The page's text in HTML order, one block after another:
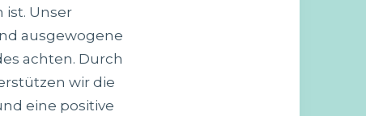
ist. Unser
ausgewogene
achten. Durch
wir die
eine positive